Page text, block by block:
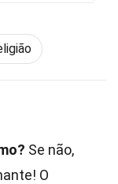
Se não,
O